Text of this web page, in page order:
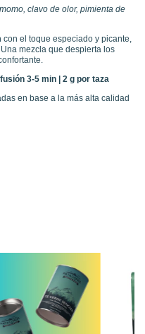
clavo de olor, pimienta de
el toque especiado y picante,
mezcla que despierta los
3-5 min | 2 g por taza
en base a la más alta calidad